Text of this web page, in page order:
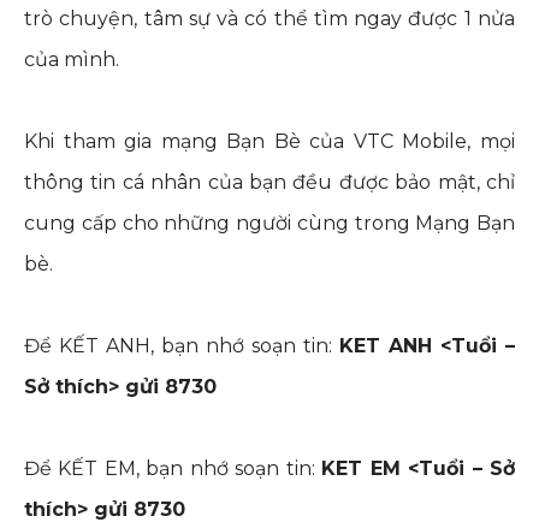
trò chuyện, tâm sự và có thể tìm ngay được 1 nửa
của mình.
Khi tham gia mạng Bạn Bè của VTC Mobile, mọi
thông tin cá nhân của bạn đều được bảo mật, chỉ
cung cấp cho những người cùng trong Mạng Bạn
bè.
Để KẾT ANH, bạn nhớ soạn tin: KET ANH <Tuổi –
Sở thích> gửi 8730
Để KẾT EM, bạn nhớ soạn tin: KET EM <Tuổi – Sở
thích> gửi 8730